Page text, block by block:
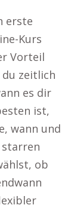
erste
Kurs
Vorteil
du zeitlich
es dir
ist,
wann und
ob